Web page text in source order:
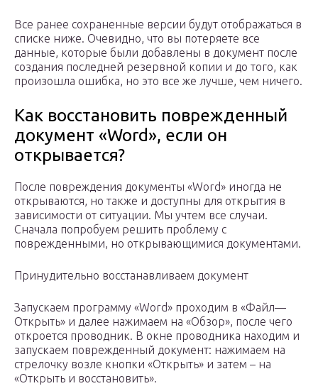
Все ранее сохраненные версии будут отображаться в
списке ниже. Очевидно, что вы потеряете все
данные, которые были добавлены в документ после
создания последней резервной копии и до того, как
произошла ошибка, но это все же лучше, чем ничего.
Как восстановить поврежденный
документ «Word», если он
открывается?
После повреждения документы «Word» иногда не
открываются, но также и доступны для открытия в
зависимости от ситуации. Мы учтем все случаи.
Сначала попробуем решить проблему с
поврежденными, но открывающимися документами.
Принудительно восстанавливаем документ
Запускаем программу «Word» проходим в «Файл—
Открыть» и далее нажимаем на «Обзор», после чего
откроется проводник. В окне проводника находим и
запускаем поврежденный документ: нажимаем на
стрелочку возле кнопки «Открыть» и затем – на
«Открыть и восстановить».